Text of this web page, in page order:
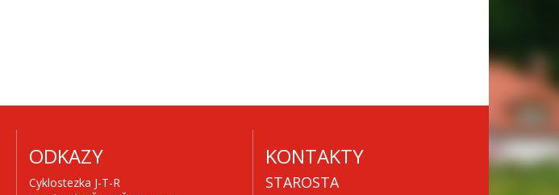
ODKAZY
Cyklostezka J-T-R
KONTAKTY
STAROSTA